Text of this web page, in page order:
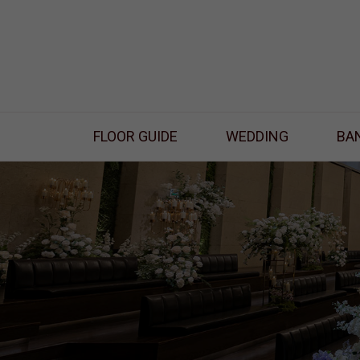
FLOOR GUIDE WEDDING